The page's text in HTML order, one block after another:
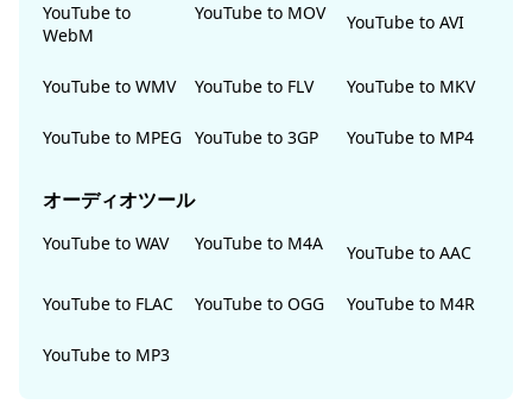
YouTube to
WebM
YouTube to MOV YouTube to AVI
YouTube to WMV YouTube to FLV YouTube to MKV
YouTube to MPEG YouTube to 3GP YouTube to MP4
オーディオツール
YouTube to WAV YouTube to M4A YouTube to AAC
YouTube to FLAC YouTube to OGG YouTube to M4R
YouTube to MP3